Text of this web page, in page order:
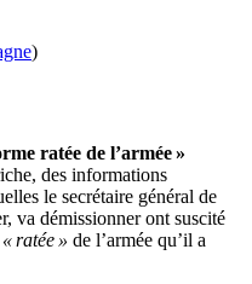
)
ratée de l’armée »
des informations
le secrétaire général de
, va démissionneront suscité
« ratée » de l’armée qu’il a